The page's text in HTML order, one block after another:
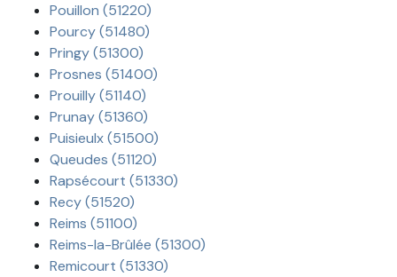
Pouillon (51220)
Pourcy (51480)
Pringy (51300)
Prosnes (51400)
Prouilly (51140)
Prunay (51360)
Puisieulx (51500)
Queudes (51120)
Rapsécourt (51330)
Recy (51520)
Reims (51100)
Reims-la-Brûlée (51300)
Remicourt (51330)